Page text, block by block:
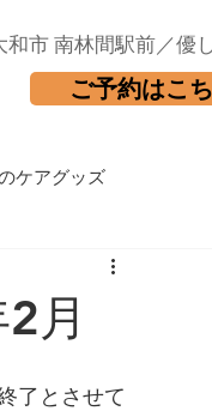
和市 南林間駅前／優
ご予約はこ
ケアグッズ
月
了とさせて